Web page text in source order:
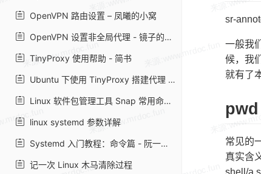
OpenVPN 路由设置 – 凤曦的小窝
OpenVPN 设置非全局代理 - 镜子的记录簿
TinyProxy 使用帮助 - 简书
Ubuntu 下使用 TinyProxy 搭建代理 HTTP 服务器_Linux_运维开发网_运维开发技术经验分享
Linux 软件包管理工具 Snap 常用命令 - 简书
linux systemd 参数详解
Systemd 入门教程：命令篇 - 阮一峰的网络日志
记一次 Linux 木马清除过程
sr-
一般我
候，我
就有了
pwd
常见的
真实含
shell/